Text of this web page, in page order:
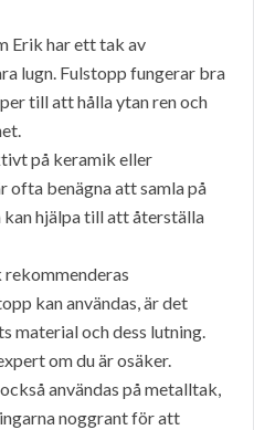
Erik har ett tak av
lugn. Fulstopp fungerar bra
till att hålla ytan ren och
på keramik eller
ofta benägna att samla på
kan hjälpa till att återställa
kan användas, är det
material och dess lutning.
om du är osäker.
användas på metalltak,
noggrant för att